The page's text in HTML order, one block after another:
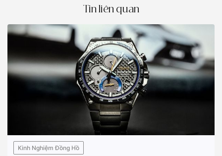
Tin liên quan
Kinh Nghiệm Đồng Hồ